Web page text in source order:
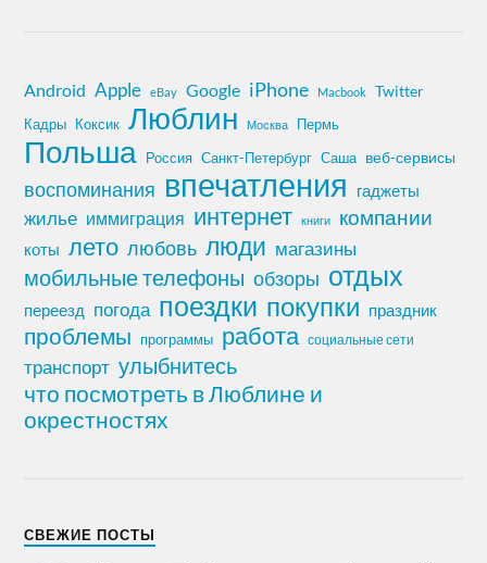
Android Apple eBay Google iPhone Macbook Twitter
Кадры Коксик Люблин Москва Пермь
Польша Россия Санкт-Петербург Саша веб-сервисы
воспоминания впечатления гаджеты
жилье иммиграция интернет книги компании
коты лето любовь люди магазины
мобильные телефоны обзоры отдых
переезд погода поездки покупки праздник
проблемы программы работа социальные сети
транспорт улыбнитесь
что посмотреть в Люблине и
окрестностях
СВЕЖИЕ ПОСТЫ